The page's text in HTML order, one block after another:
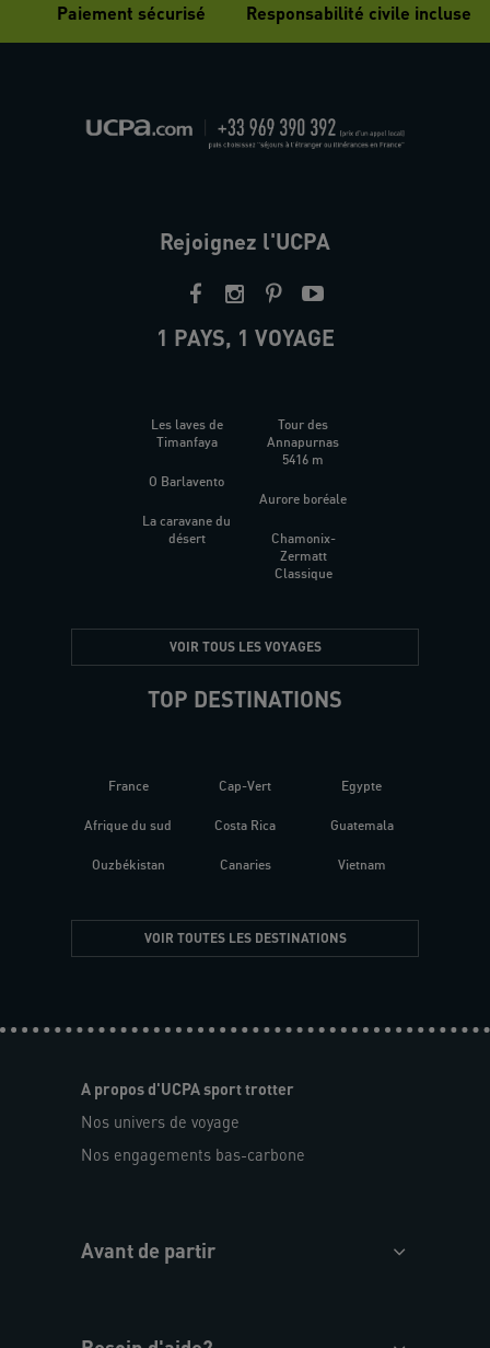
Paiement sécurisé Responsabilité civile incluse
Rejoignez l'UCPA
1 PAYS, 1 VOYAGE
Les laves de
Timanfaya
O Barlavento
La caravane du
désert
Tour des
Annapurnas
5416 m
Aurore boréale
Chamonix-
Zermatt
Classique
VOIR TOUS LES VOYAGES
TOP DESTINATIONS
France
Afrique du sud
Ouzbékistan
Cap-Vert
Costa Rica
Canaries
Egypte
Guatemala
Vietnam
VOIR TOUTES LES DESTINATIONS
A propos d'UCPA sport trotter
Nos univers de voyage
Nos engagements bas-carbone
Avant de partir